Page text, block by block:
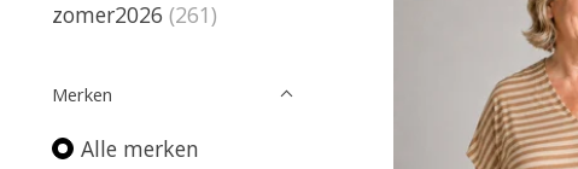
zomer2026 (261)
Merken
Alle merken